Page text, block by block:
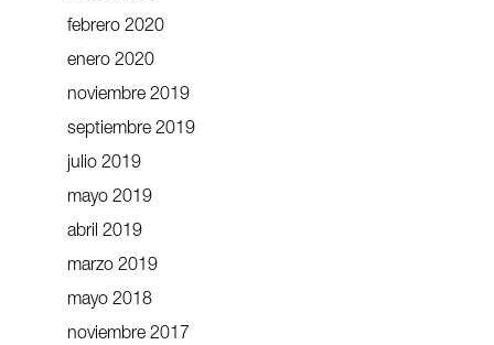
febrero 2020
enero 2020
noviembre 2019
septiembre 2019
julio 2019
mayo 2019
abril 2019
marzo 2019
mayo 2018
noviembre 2017